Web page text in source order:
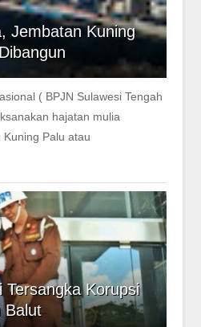
Jembatan Kuning
( BPJN Sulawesi Tengah
hajatan mulia
Palu atau
Tersangka Korupsi
Balut